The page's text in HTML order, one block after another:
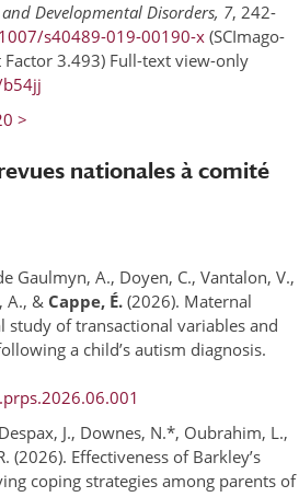
Developmental Disorders, 7, 242-
s40489-019-00190-x (SCImago-
Factor 3.493) Full-text view-only
>
nationales à comité
Gaulmyn, A., Doyen, C., Vantalon, V.,
A., & Cappe, É. (2026). Maternal
of transactional variables and
a child’s autism diagnosis.
J., Downes, N.*, Oubrahim, L.,
(2026). Effectiveness of Barkley’s
coping strategies among parents of